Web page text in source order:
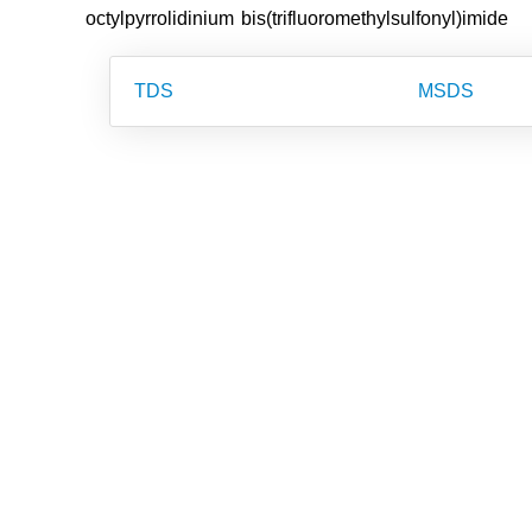
octylpyrrolidinium bis(trifluoromethylsulfonyl)imide
TDS MSDS